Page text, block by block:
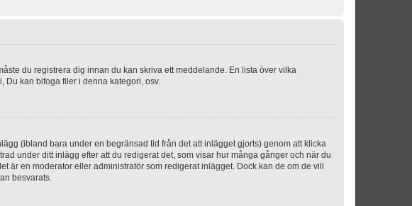
du registrera dig innan du kan skriva ett meddelande. En lista över vilka
Du kan bifoga filer i denna kategori, osv.
(ibland bara under en begränsad tid från det att inlägget gjorts) genom att klicka
under ditt inlägg efter att du redigerat det, som visar hur många gånger och när du
är en moderator eller administratör som redigerat inlägget. Dock kan de om de vill
besvarats.